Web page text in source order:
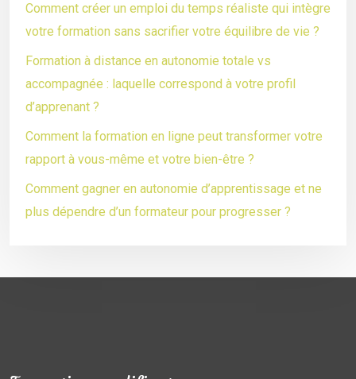
Comment créer un emploi du temps réaliste qui intègre
votre formation sans sacrifier votre équilibre de vie ?
Formation à distance en autonomie totale vs
accompagnée : laquelle correspond à votre profil
d’apprenant ?
Comment la formation en ligne peut transformer votre
rapport à vous-même et votre bien-être ?
Comment gagner en autonomie d’apprentissage et ne
plus dépendre d’un formateur pour progresser ?